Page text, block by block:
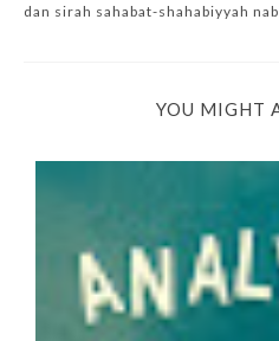
dan sirah sahabat-shahabiyyah
YOU MIGHT